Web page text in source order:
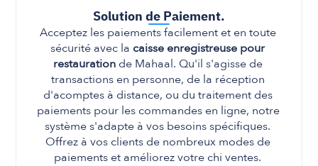
Solution de Paiement.
Acceptez les paiements facilement et en toute
sécurité avec la caisse enregistreuse pour
restauration de Mahaal. Qu'il s'agisse de
transactions en personne, de la réception
d'acomptes à distance, ou du traitement des
paiements pour les commandes en ligne, notre
système s'adapte à vos besoins spécifiques.
Offrez à vos clients de nombreux modes de
paiements et améliorez votre chi ventes.